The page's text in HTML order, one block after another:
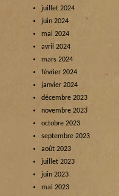
juillet 2024
juin 2024
mai 2024
avril 2024
mars 2024
février 2024
janvier 2024
décembre 2023
novembre 2023
octobre 2023
septembre 2023
août 2023
juillet 2023
juin 2023
mai 2023